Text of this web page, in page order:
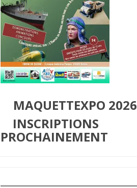
MAQUETTEXPO 2026
INSCRIPTIONS
PROCHAINEMENT